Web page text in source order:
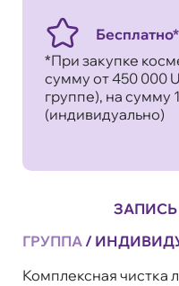
Бесплатно*
*При закупке
сумму от 450 000
группе), на сумму
(индивидуально)
ГРУППА /
Комплексная чистка